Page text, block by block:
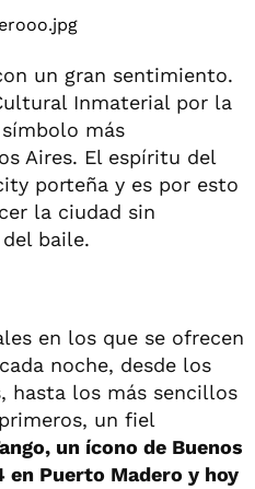
un gran sentimiento.
Inmaterial por la
más
Aires. El espíritu del
porteña y es por esto
la ciudad sin
baile.
en los que se ofrecen
noche, desde los
hasta los más sencillos
un fiel
un ícono de Buenos
en Puerto Madero y hoy